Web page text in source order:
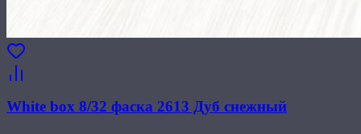
White box 8/32 фаска 2613 Дуб снежный